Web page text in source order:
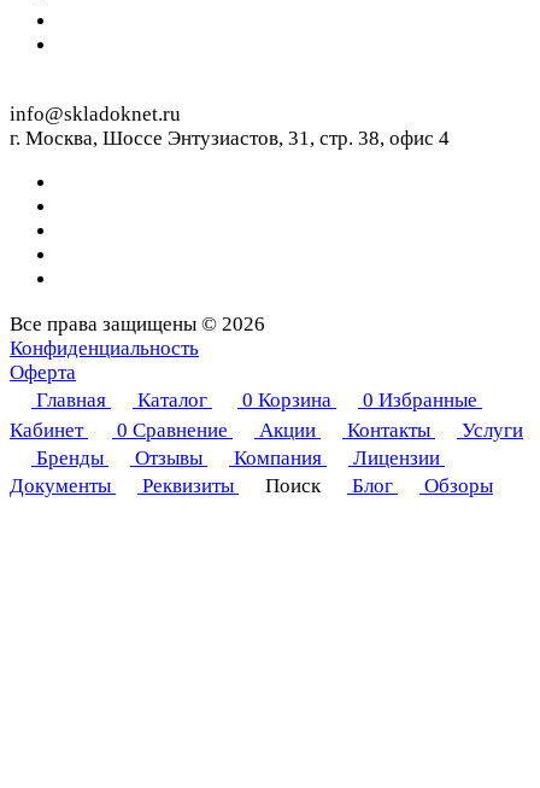
info@skladoknet.ru
г. Москва, Шоссе Энтузиастов, 31, стр. 38, офис 4
Все права защищены © 2026
Конфиденциальность
Оферта
Главная
Каталог 0 Корзина 0 Избранные
Кабинет
0 Сравнение Акции Контакты
Услуги
Бренды
Отзывы Компания
Лицензии
Документы
Реквизиты Поиск Блог Обзоры